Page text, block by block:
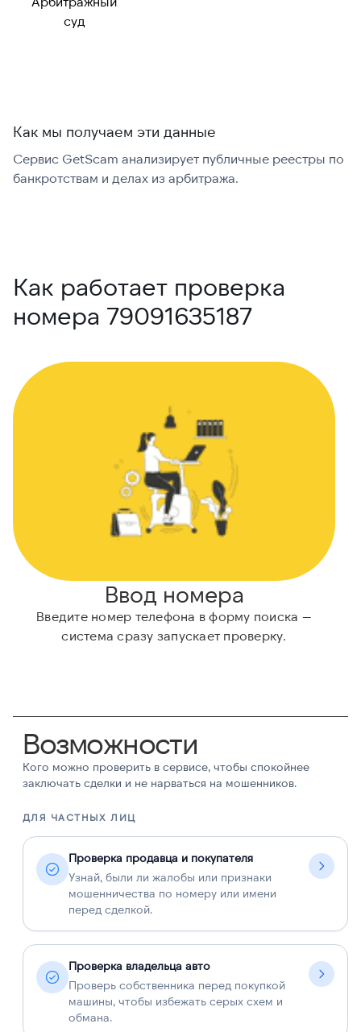
Можно набрать
международно:
суд
Как мы получаем эти данные
Сервис GetScam анализирует публичные реестры по
банкротствам и делах из арбитража.
Как работает проверка
номера 79091635187
Ввод номера
Введите номер телефона в форму поиска —
система сразу запускает проверку.
Возможности
Кого можно проверить в сервисе, чтобы спокойнее
заключать сделки и не нарваться на мошенников.
ДЛЯ ЧАСТНЫХ ЛИЦ
Проверка продавца и покупателя
Узнай, были ли жалобы или признаки
мошенничества по номеру или имени
перед сделкой.
Проверка владельца авто
Проверь собственника перед покупкой
машины, чтобы избежать серых схем и
обмана.